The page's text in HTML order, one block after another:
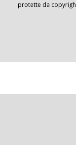
protette da